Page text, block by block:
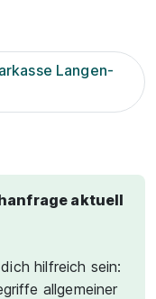
Langen-
aktuell
hilfreich sein:
allgemeiner